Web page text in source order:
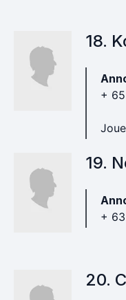
18.
+
19.
+
20.